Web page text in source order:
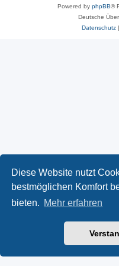
Diese Website nutzt
bestmöglichen Komfort
bieten. Mehr erfahren
Powered by phpBB®
Deutsche
Datenschutz|